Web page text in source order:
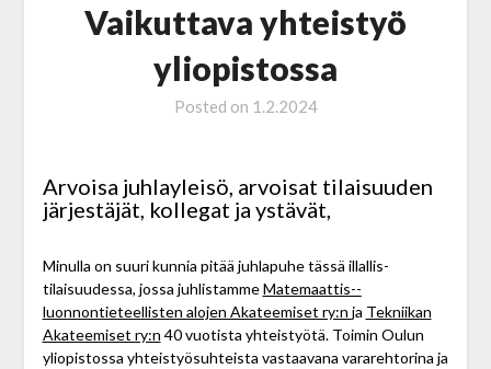
Vaikuttava yhteistyö
yliopistossa
Posted on 1.2.2024
Arvoisa juhlayleisö, arvoisat tilaisuuden
järjestäjät, kollegat ja ystävät,
Minulla on suuri kunnia pitää juhlapuhe tässä illallis­
tilaisuudessa, jossa juhlistammeMatemaattis-­
luonnontieteellisten alojen Akateemiset ry:n ja Tekniikan
Akateemiset ry:n 40 vuotista yhteistyötä. Toimin Oulun
yliopistossa yhteistyösuhteista vastaavana vara­rehtorina ja